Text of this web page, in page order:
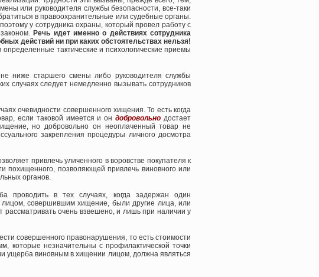
или руководителя службы безопасности, все-таки
в правоохранительные или судебные органы.
у сотрудника охраны, который провел работу с
Речь идет именно о действиях сотрудника
действий ни при каких обстоятельствах нельзя!
тактические и психологические приемы
ниже старшего смены либо руководителя службы
случаях следует немедленно вызывать сотрудников
очевидности совершенного хищения. То есть когда
если таковой имеется и ондобровольно достает
но добровольно он неоплаченный товар не
закрепления процедуры личного досмотра
привлечь уличенного в воровстве покупателя к
похищенного, позволяющей привлечь виновного или
органов.
проводить в тех случаях, когда задержан один
лицом, совершившим хищение, были другие лица, или
очень взвешено, и лишь при наличии у
совершенного правонарушения, то есть стоимости
которые незначительны с профилактической точки
ущерба виновным в хищении лицом, должна являться